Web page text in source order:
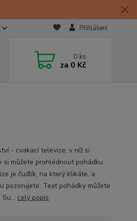
Přihlášení
0 ks
za 0 Kč
- cvakací televize, v níž si
si můžete prohlédnout pohádku
je čudlík, na který klikáte, a
pozorujete. Text pohádky můžete
celý popis